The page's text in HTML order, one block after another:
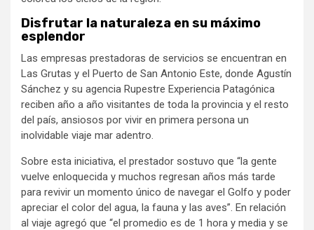
Disfrutar la naturaleza en su máximo
esplendor
Las empresas prestadoras de servicios se encuentran en
Las Grutas y el Puerto de San Antonio Este, donde Agustín
Sánchez y su agencia Rupestre Experiencia Patagónica
reciben año a año visitantes de toda la provincia y el resto
del país, ansiosos por vivir en primera persona un
inolvidable viaje mar adentro.
Sobre esta iniciativa, el prestador sostuvo que “la gente
vuelve enloquecida y muchos regresan años más tarde
para revivir un momento único de navegar el Golfo y poder
apreciar el color del agua, la fauna y las aves”. En relación
al viaje agregó que “el promedio es de 1 hora y media y se